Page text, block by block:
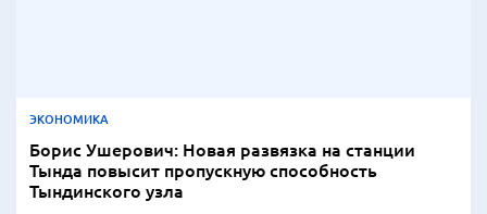
ЭКОНОМИКА
Борис Ушерович: Новая развязка на станции
Тында повысит пропускную способность
Тындинского узла